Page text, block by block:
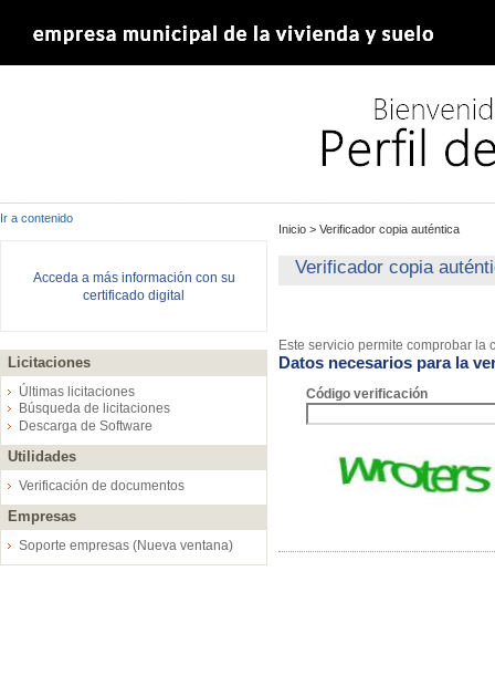
Ir a contenido
Acceda a más información con su
certificado digital
Licitaciones
Últimas licitaciones
Búsqueda de licitaciones
Descarga de Software
Utilidades
Verificación de documentos
Empresas
Soporte empresas (Nueva ventana)
Inicio > Verificador copia auténtica
Verificador copia
Este servicio permite comprobar
Datos necesarios para la
Código verificación